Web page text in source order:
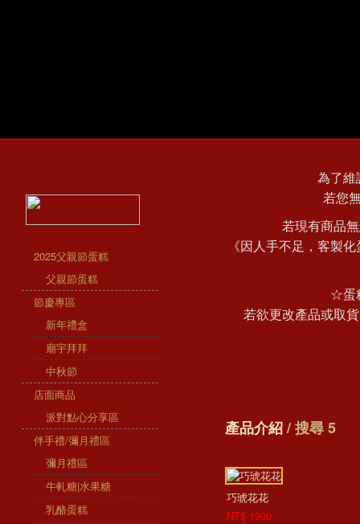
2025父親節蛋糕
父親節蛋糕
節慶專區
新年禮盒
廟宇拜拜
中秋節
店面商品
派對點心分享區
伴手禮/彌月禮區
彌月禮區
牛軋糖|水果糖
乳酪蛋糕
為了維
若您
若現有商品
《因人手不足，客製
☆蛋
若欲更改產品或取
產品介紹/ 搜尋 5
巧琥花花
NT$ 1900